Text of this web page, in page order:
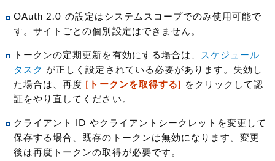
OAuth 2.0 の設定はシステムスコープでのみ使用可能で
す。サイトごとの個別設定はできません。
トークンの定期更新を有効にする場合は、
スケジュール
タスク が正しく設定されている必要があります。失効し
た場合は、再度 [トークンを取得する]
をクリックして認
証をやり直してください。
クライアント ID やクライアントシークレットを変更して
保存する場合、既存のトークンは無効になります。変更
後は再度トークンの取得が必要です。